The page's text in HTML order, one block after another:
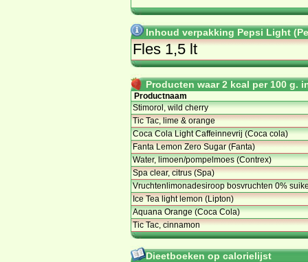
Inhoud verpakking Pepsi Light
Fles 1,5 lt
Producten waar 2 kcal per 100 g.
Productnaam
Stimorol, wild cherry
Tic Tac, lime & orange
Coca Cola Light Caffeinnevrij (Coca cola)
Fanta Lemon Zero Sugar (Fanta)
Water, limoen/pompelmoes (Contrex)
Spa clear, citrus (Spa)
Vruchtenlimonadesiroop bosvruchten 0%
Ice Tea light lemon (Lipton)
Aquana Orange (Coca Cola)
Tic Tac, cinnamon
Dieetboeken op calorielijst